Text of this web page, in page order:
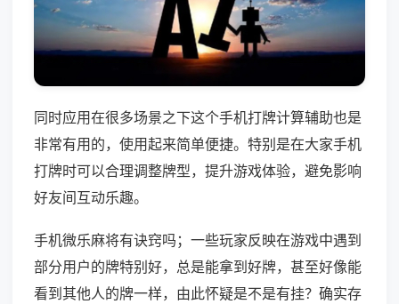
同时应用在很多场景之下这个手机打牌计算辅助也是
非常有用的，使用起来简单便捷。特别是在大家手机
打牌时可以合理调整牌型，提升游戏体验，避免影响
好友间互动乐趣。
手机微乐麻将有诀窍吗；一些玩家反映在游戏中遇到
部分用户的牌特别好，总是能拿到好牌，甚至好像能
看到其他人的牌一样，由此怀疑是不是有挂？确实存